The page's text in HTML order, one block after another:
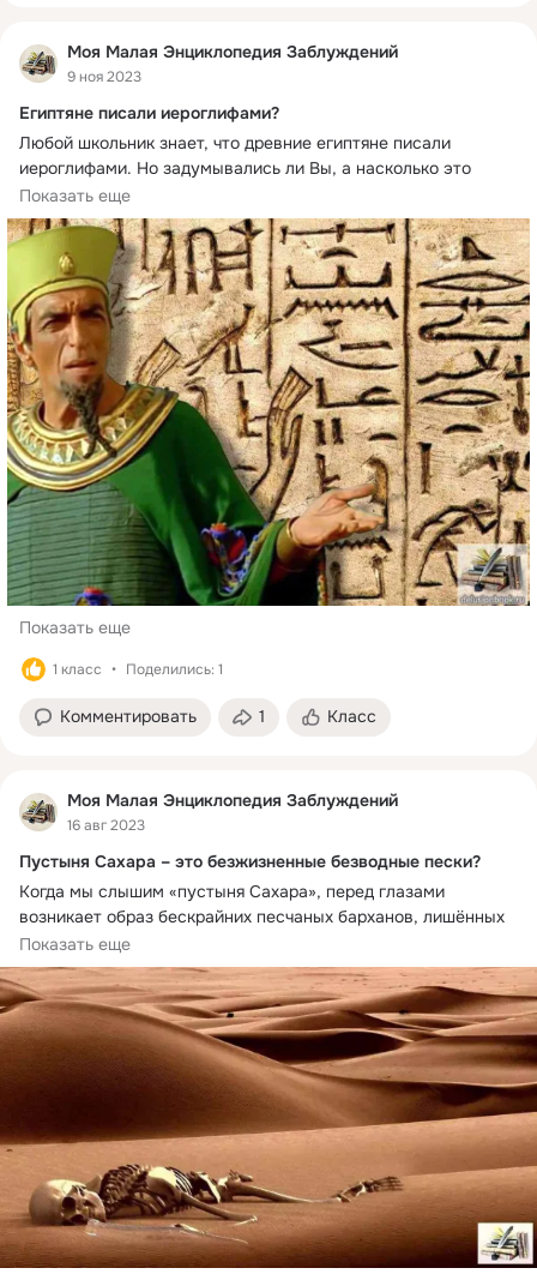
Моя Малая Энциклопедия Заблуждений
9 ноя 2023
Египтяне писали иероглифами?
Любой школьник знает, что древние египтяне писали
иероглифами. Но задумывались ли Вы, а насколько это
реально?
Показать еще
Показать еще
1 класс Поделились: 1
Комментировать 1 Класс
Моя Малая Энциклопедия Заблуждений
16 авг 2023
Пустыня Сахара – это безжизненные безводные пески?
Когда мы слышим «пустыня Сахара», перед глазами
возникает образ бескрайних песчаных барханов, лишённых
растительности и жизни. И это верно... процентов на 25-30.
Показать еще